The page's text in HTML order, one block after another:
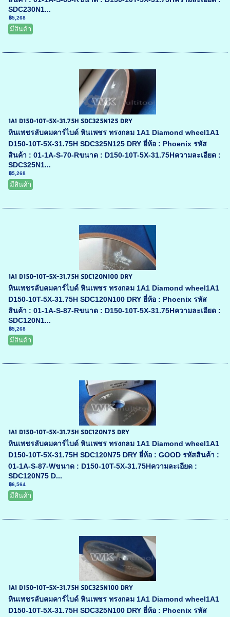
SDC230N1...
฿5,268
มีสินค้า
1A1 D150-10T-5X-31.75H SDC325N125 DRY
หินเพชรลับคมคาร์ไบด์ หินเพชร ทรงกลม 1A1 Diamond wheel1A1
D150-10T-5X-31.75H SDC325N125 DRY ยี่ห้อ : Phoenix รหัส
สินค้า : 01-1A-S-70-Rขนาด : D150-10T-5X-31.75Hความละเอียด :
SDC325N1...
฿5,268
มีสินค้า
1A1 D150-10T-5X-31.75H SDC120N100 DRY
หินเพชรลับคมคาร์ไบด์ หินเพชร ทรงกลม 1A1 Diamond wheel1A1
D150-10T-5X-31.75H SDC120N100 DRY ยี่ห้อ : Phoenix รหัส
สินค้า : 01-1A-S-87-Rขนาด : D150-10T-5X-31.75Hความละเอียด :
SDC120N1...
฿5,268
มีสินค้า
1A1 D150-10T-5X-31.75H SDC120N75 DRY
หินเพชรลับคมคาร์ไบด์ หินเพชร ทรงกลม 1A1 Diamond wheel1A1
D150-10T-5X-31.75H SDC120N75 DRY ยี่ห้อ : GOOD รหัสสินค้า :
01-1A-S-87-Wขนาด : D150-10T-5X-31.75Hความละเอียด :
SDC120N75 D...
฿6,564
มีสินค้า
1A1 D150-10T-5X-31.75H SDC325N100 DRY
หินเพชรลับคมคาร์ไบด์ หินเพชร ทรงกลม 1A1 Diamond wheel1A1
D150-10T-5X-31.75H SDC325N100 DRY ยี่ห้อ : Phoenix รหัส